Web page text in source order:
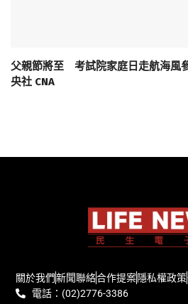
父親節將至 考試院家庭日走航海風
央社 CNA
關於我們新聞聯絡合作提案隱私權政策
電話：(02)2776-3386